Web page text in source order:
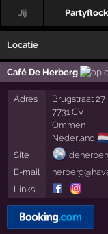
Jij Partyflock
Locatie
Café De Herberg
Adres
Brugstraat 27
7731 CV
Ommen
Nederland
Site
E-mail
Links